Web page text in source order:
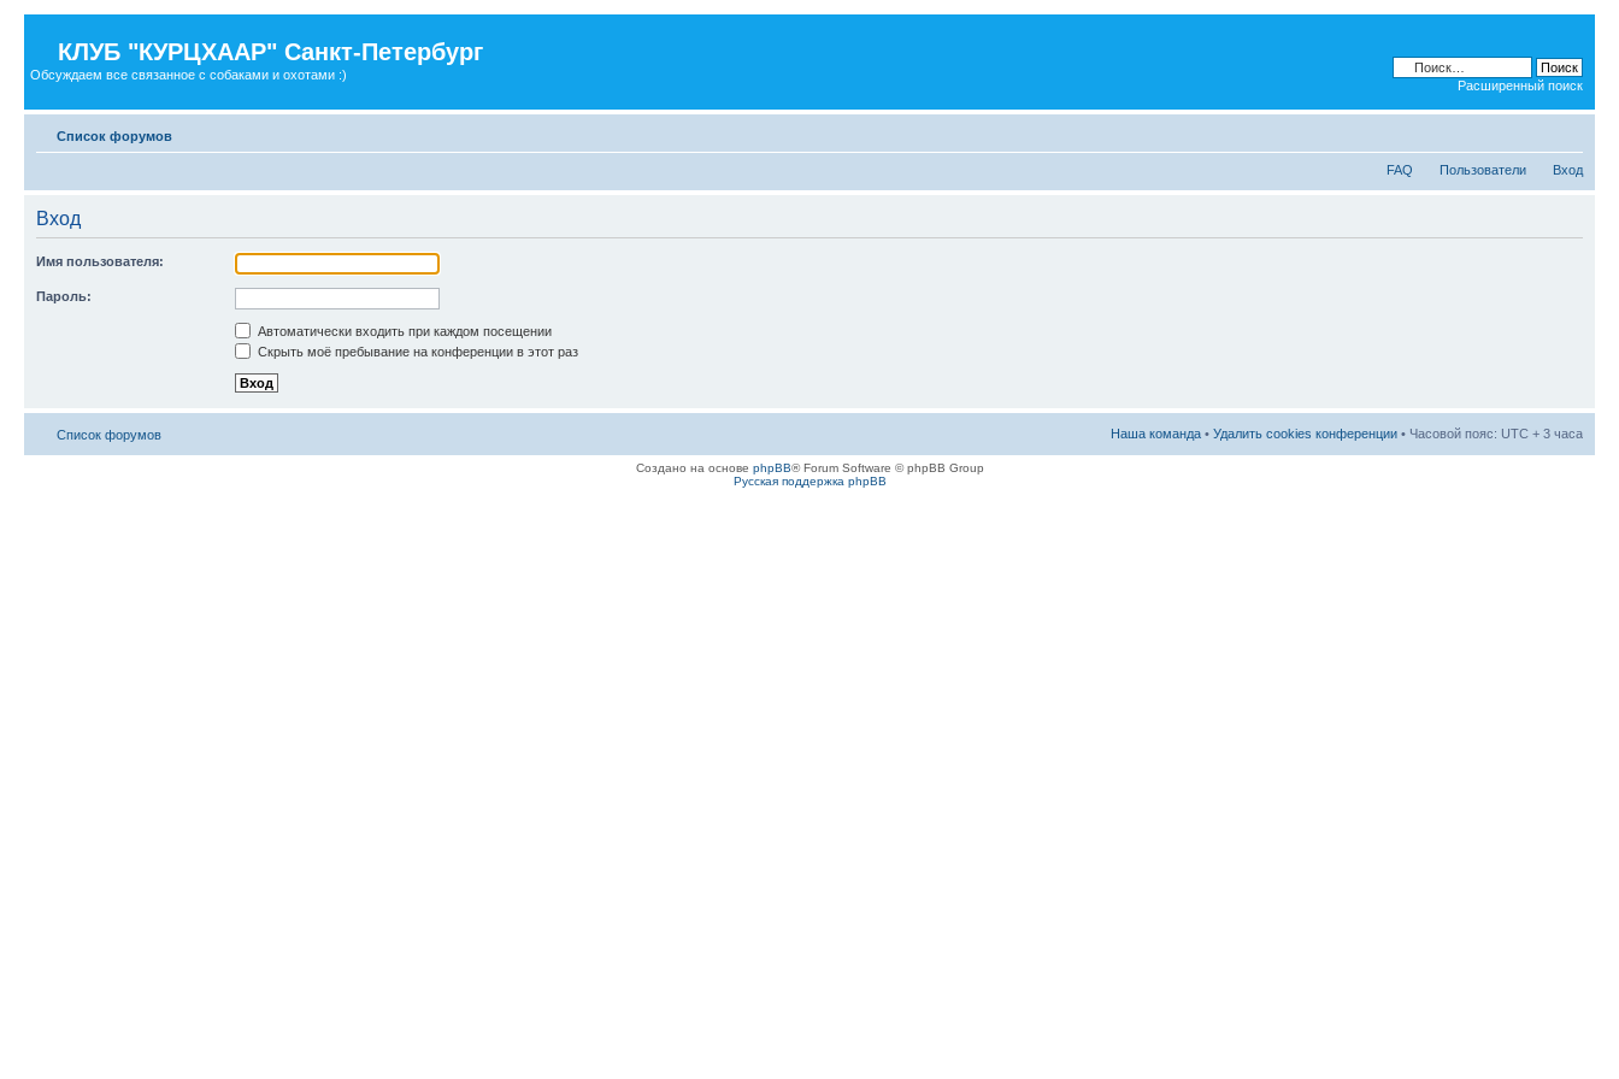
КЛУБ "КУРЦХААР" Санкт-Петербург
Обсуждаем все связанное с собаками и охотами :)
Расширенный поиск
Список форумов
FAQ Пользователи Вход
Вход
Имя пользователя:
Пароль:
Автоматически входить при каждом посещении
Скрыть моё пребывание на конференции в этот раз
Список форумов Наша команда • Удалить cookies конференции • Часовой пояс: UTC + 3 часа
Создано на основе phpBB® Forum Software © phpBB Group
Русская поддержка phpBB